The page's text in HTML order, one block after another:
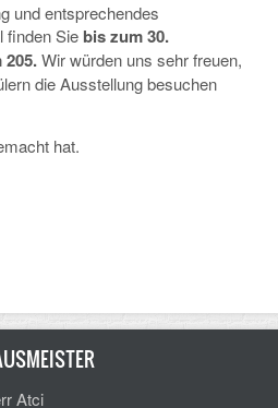
und entsprechendes
finden Sie bis zum 30.
205.Wir würden uns sehr freuen,
die Ausstellung besuchen
hat.
Atci